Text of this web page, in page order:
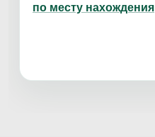
по месту нахождения